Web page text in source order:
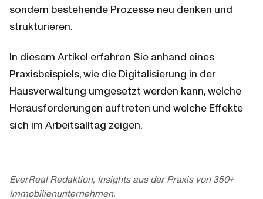
sondern bestehende Prozesse neu denken und
strukturieren.
In diesem Artikel erfahren Sie anhand eines
Praxisbeispiels, wie die Digitalisierung in der
Hausverwaltung umgesetzt werden kann, welche
Herausforderungen auftreten und welche Effekte
sich im Arbeitsalltag zeigen.
EverReal Redaktion, Insights aus der Praxis von 350+
Immobilienunternehmen.